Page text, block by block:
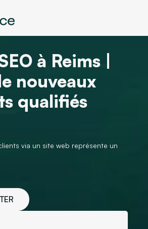
à Reims |
nouveaux
qualifiés
via un site web représente un